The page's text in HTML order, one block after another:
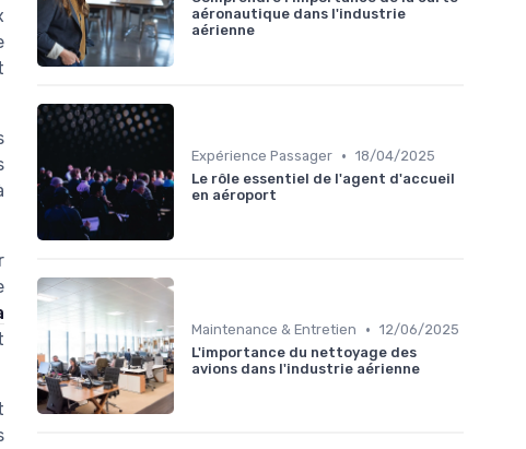
aéronautique dans l'industrie
aérienne
Expérience Passager • 18/04/2025
Le rôle essentiel de l'agent d'accueil
en aéroport
Maintenance & Entretien • 12/06/2025
L'importance du nettoyage des
avions dans l'industrie aérienne